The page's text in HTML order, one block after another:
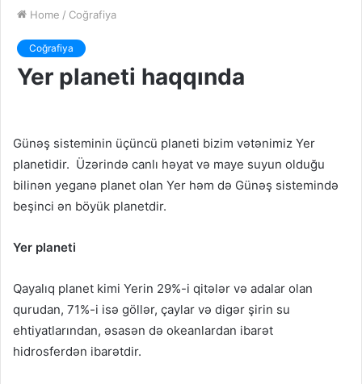
Home / Coğrafiya
Coğrafiya
Yer planeti haqqında
Günəş sisteminin üçüncü planeti bizim vətənimiz Yer
planetidir. Üzərində canlı həyat və maye suyun olduğu
bilinən yeganə planet olan Yer həm də Günəş sistemində
beşinci ən böyük planetdir.
Yer planeti
Qayalıq planet kimi Yerin 29%-i qitələr və adalar olan
qurudan, 71%-i isə göllər, çaylar və digər şirin su
ehtiyatlarından, əsasən də okeanlardan ibarət
hidrosferdən ibarətdir.